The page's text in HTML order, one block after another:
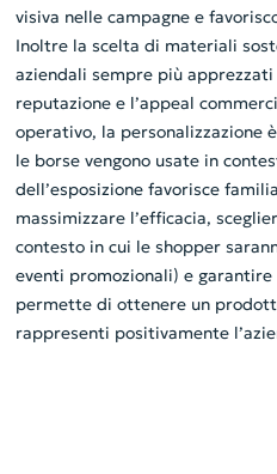
visiva nelle campagne e
Inoltre la scelta di materiali
aziendali sempre più
reputazione e l’appeal
operativo, la personalizzazione
le borse vengono usate in
dell’esposizione favorisce
massimizzare l’efficacia,
contesto in cui le shopper
eventi promozionali) e
permette di ottenere un
rappresenti positivamente